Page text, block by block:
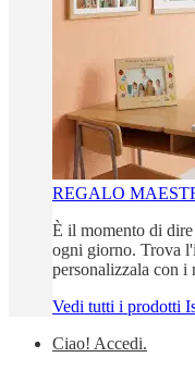
REGALO
È il momento di
ogni giorno. Trova
personalizzala con i
Vedi tutti i prodotti
Ciao! Accedi.